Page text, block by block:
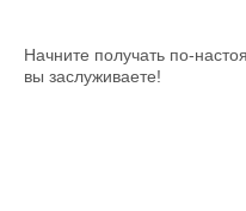
Начните получать по-
вы заслуживаете!